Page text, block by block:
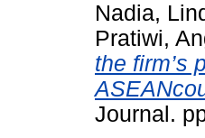
Nadia,
Pratiwi,
the firm’s
Journal.